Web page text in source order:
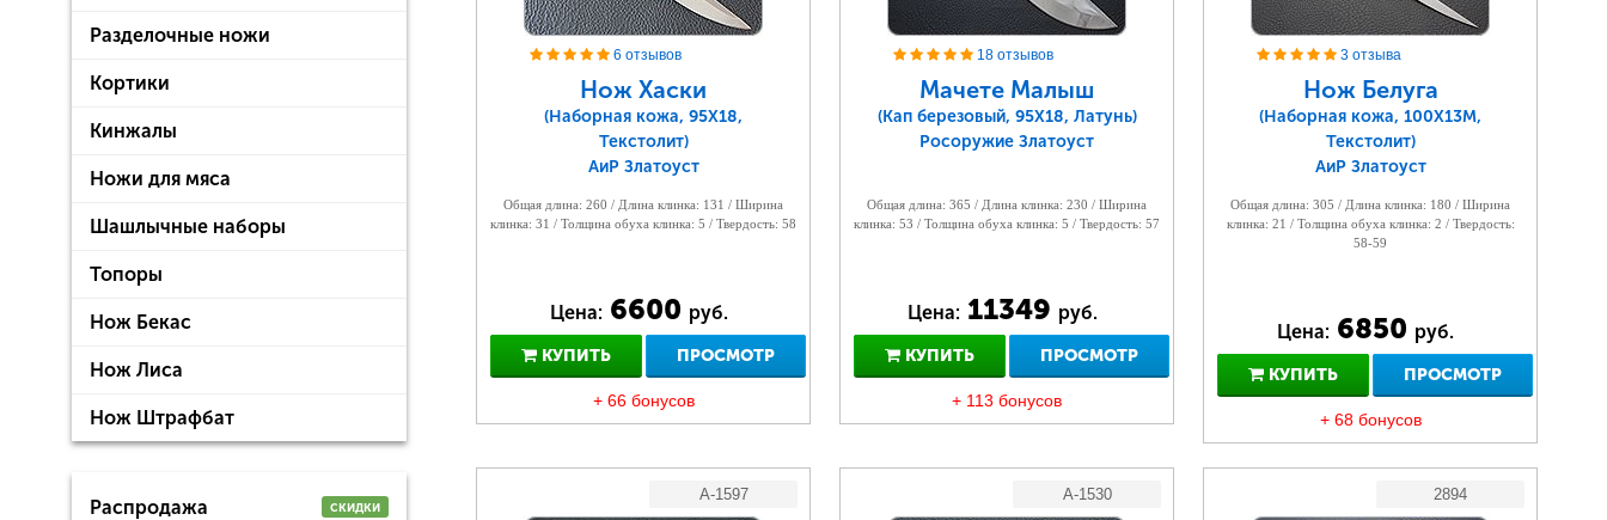
Разделочные ножи
Кортики
Кинжалы
Ножи для мяса
Шашлычные наборы
Топоры
Нож Бекас
Нож Лиса
Нож Штрафбат
Распродажа скидки
6 отзывов
Нож Хаски
(Наборная кожа, 95Х18,
Текстолит)
АиР Златоуст
Общая длина: 260 / Длина клинка: 131 / Ширина
клинка: 31 / Толщина обуха клинка: 5 / Твердость: 58
Цена: 6600 руб.
КУПИТЬ ПРОСМОТР
+ 66 бонусов
18 отзывов
Мачете Малыш
(Кап березовый, 95Х18, Латунь)
Росоружие Златоуст
Общая длина: 365 / Длина клинка: 230 / Ширина
клинка: 53 / Толщина обуха клинка: 5 / Твердость: 57
Цена: 11349 руб.
КУПИТЬ ПРОСМОТР
+ 113 бонусов
3 отзыва
Нож Белуга
(Наборная кожа, 100Х13М,
Текстолит)
АиР Златоуст
Общая длина: 305 / Длина клинка: 180 / Ширина
клинка: 21 / Толщина обуха клинка: 2 / Твердость:
58-59
Цена: 6850 руб.
КУПИТЬ ПРОСМОТР
+ 68 бонусов
A-1597 A-1530 2894